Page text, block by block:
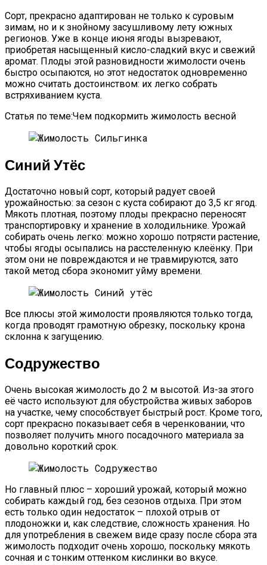
Сорт, прекрасно адаптирован не только к суровым
зимам, но и к знойному засушливому лету южных
регионов. Уже в конце июня ягоды вызревают,
приобретая насыщенный кисло-сладкий вкус и свежий
аромат. Плоды этой разновидности жимолости очень
быстро осыпаются, но этот недостаток одновременно
можно считать достоинством: их легко собрать
встряхиванием куста.
Статья по теме:Чем подкормить жимолость весной
Синий Утёс
Достаточно новый сорт, который радует своей
урожайностью: за сезон с куста собирают до 3,5 кг ягод.
Мякоть плотная, поэтому плоды прекрасно переносят
транспортировку и хранение в холодильнике. Урожай
собирать очень легко: можно хорошо потрясти растение,
чтобы ягоды осыпались на расстеленную клеёнку. При
этом они не повреждаются и не травмируются, зато
такой метод сбора экономит уйму времени.
Все плюсы этой жимолости проявляются только тогда,
когда проводят грамотную обрезку, поскольку крона
склонна к загущению.
Содружество
Очень высокая жимолость до 2 м высотой. Из-за этого
её часто используют для обустройства живых заборов
на участке, чему способствует быстрый рост. Кроме того,
сорт прекрасно показывает себя в черенковании, что
позволяет получить много посадочного материала за
довольно короткий срок.
Но главный плюс – хороший урожай, который можно
собирать каждый год, без сезонов отдыха. При этом
есть только один недостаток – плохой отрыв от
плодоножки и, как следствие, сложность хранения. Но
для употребления в свежем виде сразу после сбора эта
жимолость подходит очень хорошо, поскольку мякоть
сочная и с тонким оттенком кислинки во вкусе.